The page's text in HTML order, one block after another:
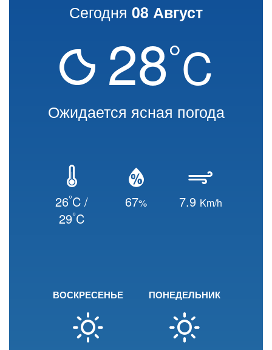
Сегодня 08 Август
28°C
Ожидается ясная погода
26°C /
29°C
67% 7.9 Km/h
ВОСКРЕСЕНЬЕ ПОНЕДЕЛЬНИК